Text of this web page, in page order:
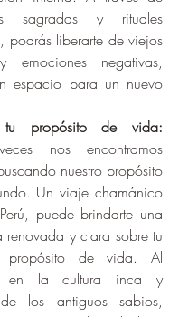
sagradas y rituales
podrás liberarte de viejos
emociones negativas,
espacio para un nuevo
tu propósito de vida:
nos encontramos
nuestro propósito
Un viaje chamánico
puede brindarte una
renovada y clara sobre tu
propósito de vida. Al
en la cultura inca y
los antiguos sabios,